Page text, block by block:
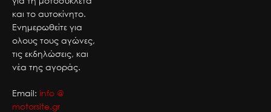
και το αυτοκίνητο.
Ενημερωθείτε για
ολους τους αγώνες,
τις εκδηλώσεις, και
νέα της αγοράς.
Email: info @
motorsite.gr